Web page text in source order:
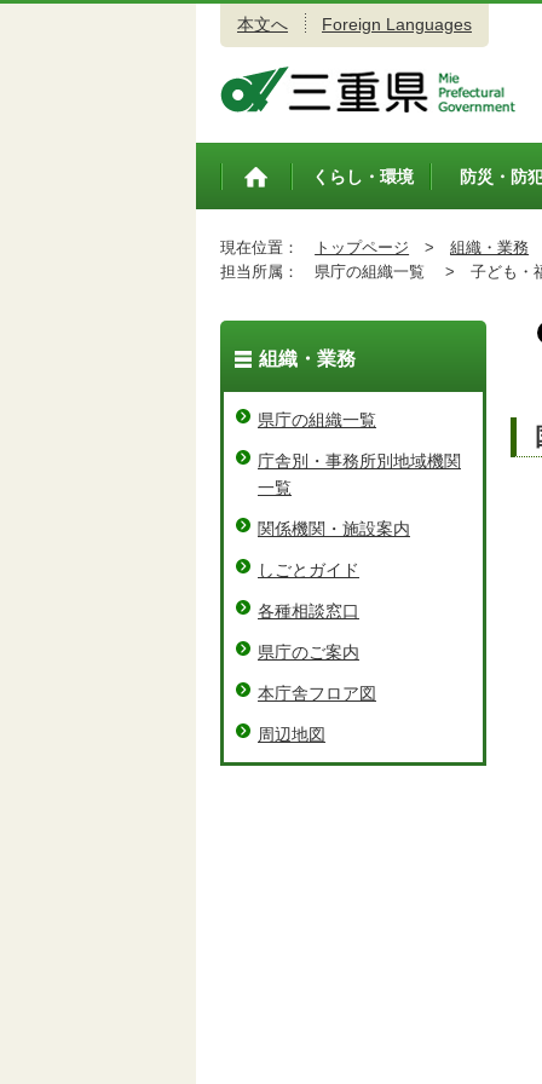
本文へ Foreign Languages
トップペ
くらし・環境 防災・防
現在位置： トップページ > 組織・業務
担当所属：
県庁の組織一覧 > 子ども
組織・業務
県庁の組織一覧
庁舎別・事務所別地域機関
一覧
関係機関・施設案内
しごとガイド
各種相談窓口
県庁のご案内
本庁舎フロア図
周辺地図